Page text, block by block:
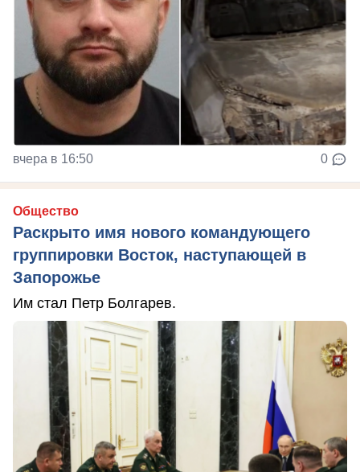
вчера в 16:50 0
Общество
Раскрыто имя нового командующего
группировки Восток, наступающей в
Запорожье
Им стал Петр Болгарев.